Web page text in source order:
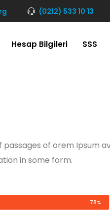
(0212) 533 10 13
Hesap Bilgileri SSS
of orem Ipsum
in some form.
78%